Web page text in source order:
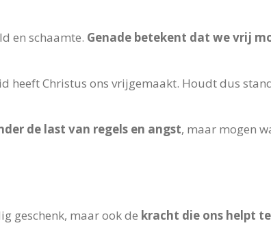
en schaamte. Genade betekent dat we vrij
heeft Christus ons vrijgemaakt. Houdt dus
de last van regels en angst, maar mogen
geschenk, maar ook de kracht die ons helpt